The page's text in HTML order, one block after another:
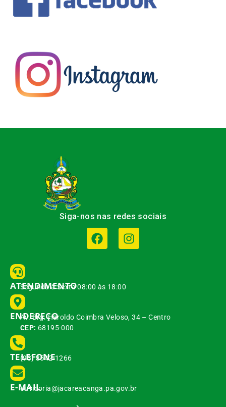
Siga-nos nas redes sociais
ATENDIMENTO
Segunda à Sexta 08:00 às 18:00
ENDEREÇO
Av. Brg. Haroldo Coimbra Veloso, 34 – Centro
CEP: 68195-000
TELEFONE
(93) 3542-1266
E-MAIL
ouvidoria@jacareacanga.pa.gov.br